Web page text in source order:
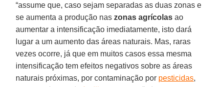
“assume que, caso sejam separadas as duas zonas e
se aumenta a produção naszonas agrícolas ao
aumentar a intensificação imediatamente, isto dará
lugar a um aumento das áreas naturais. Mas, raras
vezes ocorre, já que em muitos casos essa mesma
intensificação tem efeitos negativos sobre as áreas
naturais próximas, por contaminação por pesticidas,